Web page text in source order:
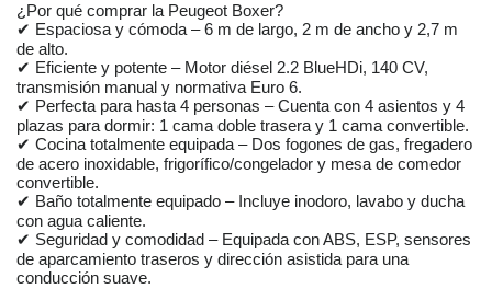
¿Por qué comprar la Peugeot Boxer?
✔ Espaciosa y cómoda – 6 m de largo, 2 m de ancho y 2,7 m
de alto.
✔ Eficiente y potente – Motor diésel 2.2 BlueHDi, 140 CV,
transmisión manual y normativa Euro 6.
✔ Perfecta para hasta 4 personas – Cuenta con 4 asientos y 4
plazas para dormir: 1 cama doble trasera y 1 cama convertible.
✔ Cocina totalmente equipada – Dos fogones de gas, fregadero
de acero inoxidable, frigorífico/congelador y mesa de comedor
convertible.
✔ Baño totalmente equipado – Incluye inodoro, lavabo y ducha
con agua caliente.
✔ Seguridad y comodidad – Equipada con ABS, ESP, sensores
de aparcamiento traseros y dirección asistida para una
conducción suave.